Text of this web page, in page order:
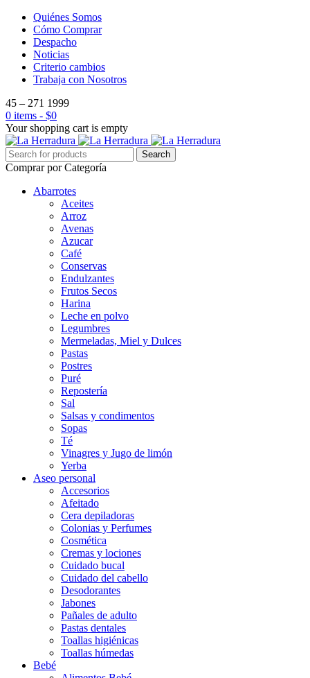
Quiénes Somos
Cómo Comprar
Despacho
Noticias
Criterio cambios
Trabaja con Nosotros
45 – 271 1999
0 items - $0
Your shopping cart is empty
Comprar por Categoría
Abarrotes
Aceites
Arroz
Avenas
Azucar
Café
Conservas
Endulzantes
Frutos Secos
Harina
Leche en polvo
Legumbres
Mermeladas, Miel y Dulces
Pastas
Postres
Puré
Repostería
Sal
Salsas y condimentos
Sopas
Té
Vinagres y Jugo de limón
Yerba
Aseo personal
Accesorios
Afeitado
Cera depiladoras
Colonias y Perfumes
Cosmética
Cremas y lociones
Cuidado bucal
Cuidado del cabello
Desodorantes
Jabones
Pañales de adulto
Pastas dentales
Toallas higiénicas
Toallas húmedas
Bebé